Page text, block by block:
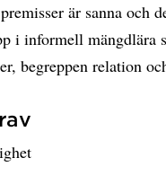
är sanna och
i informell
begreppen relation